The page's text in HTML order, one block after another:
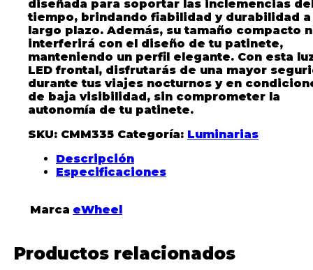
diseñada para soportar las inclemencias
tiempo, brindando fiabilidad y durabilidad a
largo plazo. Además, su tamaño compacto
interferirá con el diseño de tu patinete,
manteniendo un perfil elegante. Con esta
LED frontal, disfrutarás de una mayor
durante tus viajes nocturnos y en
de baja visibilidad, sin comprometer la
autonomía de tu patinete.
SKU: CMM335 Categoría: Luminarias
Descripción
Especificaciones
Marca eWheel
Productos relacionados